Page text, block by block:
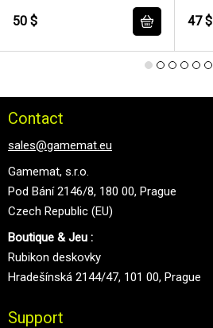
50 $ 47 $
Contact
sales@gamemat.eu
Gamemat, s.r.o.
Pod Bání 2146/8, 180 00, Prague
Czech Republic (EU)
Boutique & Jeu :
Rubikon deskovky
Hradešínská 2144/47, 101 00, Prague
Support